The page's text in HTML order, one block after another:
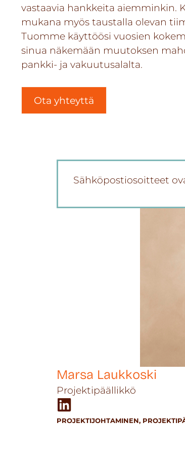
vastaavia hankkeita aiemminkin.
mukana myös taustalla olevan
Tuomme käyttöösi vuosien
sinua näkemään muutoksen
pankki- ja vakuutusalalta.
Ota yhteyttä
Sähköpostiosoitteet
Marsa Laukkoski
Projektipäällikkö
PROJEKTIJOHTAMINEN,